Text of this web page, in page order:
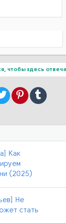
чтобы здесь
TwitterPinterestTumblr
Как
(2025)
Не
стать